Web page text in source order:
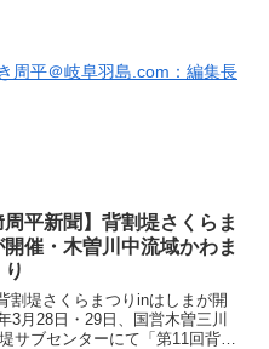
周平＠岐阜羽島.com：編集長
周平新聞】背割堤さくらま
催・木曽川中流域かわま
割堤さくらまつりinはしまが開
3月28日・29日、国営木曽三川
サブセンターにて「第11回背割